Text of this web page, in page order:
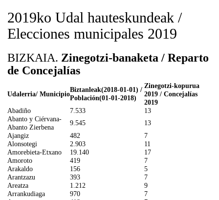
2019ko Udal hauteskundeak /
Elecciones municipales 2019
BIZKAIA. Zinegotzi-banaketa / Reparto
de Concejalías
Udalerria/ Municipio
Biztanleak(2018-01-01) /
Población(01-01-2018)
Zinegotzi-kopurua
2019 / Concejalías
2019
Abadiño
7.533
13
Abanto y Ciérvana-
Abanto Zierbena
9.545
13
Ajangiz
482
7
Alonsotegi
2.903
11
Amorebieta-Etxano
19.140
17
Amoroto
419
7
Arakaldo
156
5
Arantzazu
393
7
Areatza
1.212
9
Arrankudiaga
970
7